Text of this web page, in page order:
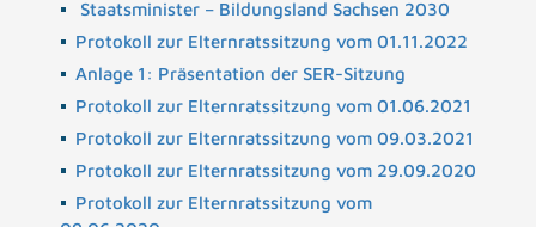
Staatsminister – Bildungsland Sachsen 2030
Protokoll zur Elternratssitzung vom 01.11.2022
Anlage 1: Präsentation der SER-Sitzung
Protokoll zur Elternratssitzung vom 01.06.2021
Protokoll zur Elternratssitzung vom 09.03.2021
Protokoll zur Elternratssitzung vom 29.09.2020
Protokoll zur Elternratssitzung vom